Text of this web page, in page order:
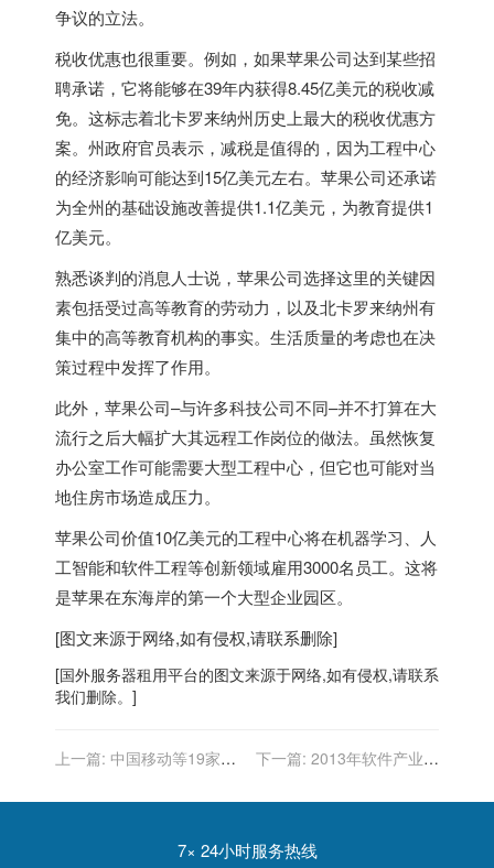
争议的立法。
税收优惠也很重要。例如，如果苹果公司达到某些招
聘承诺，它将能够在39年内获得8.45亿美元的税收减
免。这标志着北卡罗来纳州历史上最大的税收优惠方
案。州政府官员表示，减税是值得的，因为工程中心
的经济影响可能达到15亿美元左右。苹果公司还承诺
为全州的基础设施改善提供1.1亿美元，为教育提供1
亿美元。
熟悉谈判的消息人士说，苹果公司选择这里的关键因
素包括受过高等教育的劳动力，以及北卡罗来纳州有
集中的高等教育机构的事实。生活质量的考虑也在决
策过程中发挥了作用。
此外，苹果公司–与许多科技公司不同–并不打算在大
流行之后大幅扩大其远程工作岗位的做法。虽然恢复
办公室工作可能需要大型工程中心，但它也可能对当
地住房市场造成压力。
苹果公司价值10亿美元的工程中心将在机器学习、人
工智能和软件工程等创新领域雇用3000名员工。这将
是苹果在东海岸的第一个大型企业园区。
[图文来源于网络,如有侵权,请联系删除]
[国外服务器租用平台的图文来源于网络,如有侵权,请联系
我们删除。]
上一篇: 中国移动等19家运
下一篇: 2013年软件产业大
台
7× 24小时服务热线